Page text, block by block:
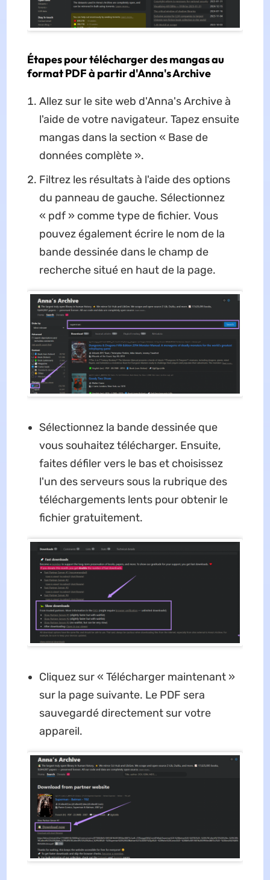
Étapes pour télécharger des mangas au
format PDF à partir d'Anna's Archive
Allez sur le site web d'Anna's Archive à
l'aide de votre navigateur. Tapez ensuite
mangas dans la section « Base de
données complète ».
Filtrez les résultats à l'aide des options
du panneau de gauche. Sélectionnez
« pdf » comme type de fichier. Vous
pouvez également écrire le nom de la
bande dessinée dans le champ de
recherche situé en haut de la page.
Sélectionnez la bande dessinée que
vous souhaitez télécharger. Ensuite,
faites défiler vers le bas et choisissez
l'un des serveurs sous la rubrique des
téléchargements lents pour obtenir le
fichier gratuitement.
Cliquez sur « Télécharger maintenant »
sur la page suivante. Le PDF sera
sauvegardé directement sur votre
appareil.